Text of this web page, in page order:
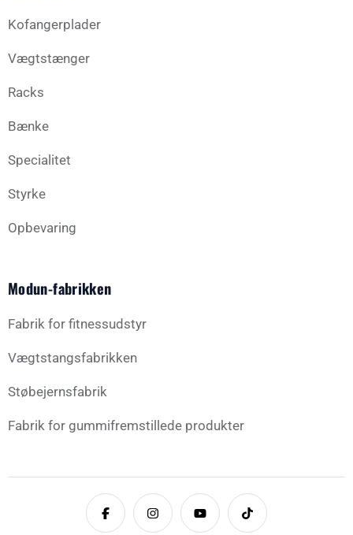
Kofangerplader
Vægtstænger
Racks
Bænke
Specialitet
Styrke
Opbevaring
Modun-fabrikken
Fabrik for fitnessudstyr
Vægtstangsfabrikken
Støbejernsfabrik
Fabrik for gummifremstillede produkter